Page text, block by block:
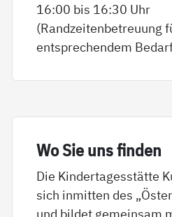
16:00 bis 16:30 Uhr
(Randzeitenbetreuung
entsprechendem
Wo Sie uns fin­den
Die Kindertagesstätte
sich inmitten des
und bildet gemeinsam